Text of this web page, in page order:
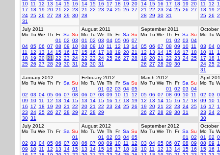
10 11 12 13 14 15 16
17
18 19 20 21 22 23
24 25 26 27 28 29 30
31
14 15 16 17 18 19 20
21
22 23 24 25 26 27
28
14 15 16 17 18 19 20
21
22 23 24 25 26 27
28 29 30 31
11
12
18
19
25 26
July 2011
Mo Tu We Th Fr Sa Su
01
02 03
04 05 06 07 08 09
10
11
12 13 14 15 16
17
18
19 20 21 22 23 24
25 26 27 28 29 30 31
August 2011
Mo Tu We Th Fr Sa Su
01
02 03 04 05 06 07
08 09 10 11 12 13
14
15 16 17 18 19 20 21
22 23 24 25 26 27 28
29 30 31
September 2011
Mo Tu We Th Fr Sa Su
01
02 03 04
05 06 07 08 09 10 11
12
13 14 15 16 17
18
19 20 21 22 23 24 25
26 27 28 29 30
October
Mo Tu
03 04
10 11
17
18
24 25
31
January 2012
Mo Tu We Th Fr Sa Su
01
02 03 04 05 06 07 08
09
10 11 12 13 14 15
16
17 18 19 20 21
22
23 24 25 26 27 28 29
30 31
February 2012
Mo Tu We Th Fr Sa Su
01
02 03 04 05
06 07 08 09 10 11
12
13
14 15 16 17 18
19
20 21 22 23 24 25 26
27 28 29
March 2012
Mo Tu We Th Fr Sa Su
01
02 03 04
05 06 07 08 09 10 11
12
13 14 15 16 17
18
19 20 21 22 23 24 25
26 27 28 29 30 31
April
Mo Tu
02 03
09
10
16
17
23 24
30
July 2012
Mo Tu We Th Fr Sa Su
01
02 03 04 05 06 07 08
09
10 11 12 13 14 15
August 2012
Mo Tu We Th Fr Sa Su
01
02 03 04 05
06 07 08 09 10 11
12
13
14 15 16 17 18
19
September 2012
Mo Tu We Th Fr Sa Su
01
02
03 04 05 06 07 08 09
10 11 12 13 14 15 16
October
Mo Tu
01
02
08 09
15 16